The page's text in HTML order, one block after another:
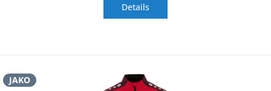
Details
JAKO